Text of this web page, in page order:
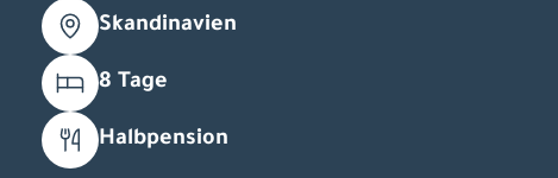
Skandinavien
8 Tage
Halbpension